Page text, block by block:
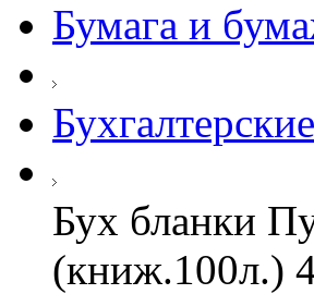
Бумага и
Бух бланки
(книж.100л.)